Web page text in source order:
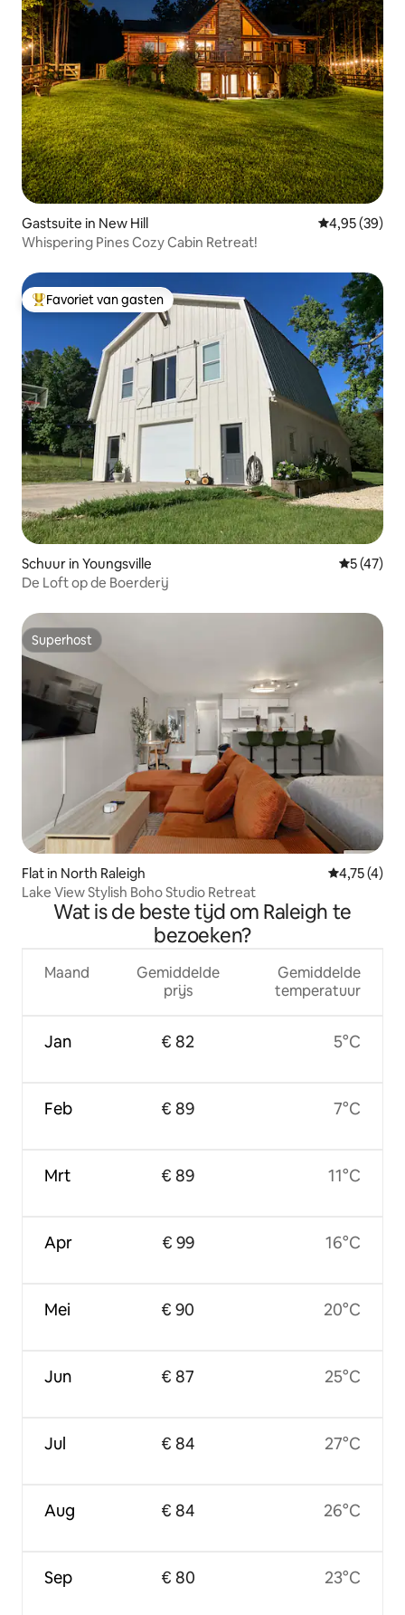
Gastsuite in New Hill Gemiddelde
4,95 (39)
Whispering Pines Cozy Cabin Retreat!
Topfavoriet van gasten
Favoriet van gasten
Schuur in Youngsville
5 (47)
De Loft op de Boerderij
Superhost
Superhost
Flat in North Raleigh
4,75 (4)
Lake View Stylish Boho Studio Retreat
Wat is de beste tijd om Raleigh te
bezoeken?
Maand
Jan
Feb
Mrt
Apr
Mei
Jun
Jul
Aug
Sep
Gemiddelde
prijs
€ 82
€ 89
€ 89
€ 99
€ 90
€ 87
€ 84
€ 84
€ 80
Gemiddelde
temperatuur
5°C
7°C
11°C
16°C
20°C
25°C
27°C
26°C
23°C